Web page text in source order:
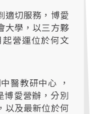
適切服務，博愛
大學，以三方夥
營運位於何文
醫教研中心 ，
博愛營辦，分別
以及最新位於何